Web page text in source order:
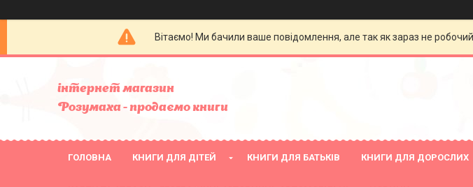
Вітаємо! Ми бачили ваше повідомлення, але так як зараз не
інтернет магазин
Розумаха - продаємо книги
ГОЛОВНА КНИГИ ДЛЯ ДІТЕЙ КНИГИ ДЛЯ БАТЬКІВ КНИГИ ДЛЯ ДОРОСЛИХ